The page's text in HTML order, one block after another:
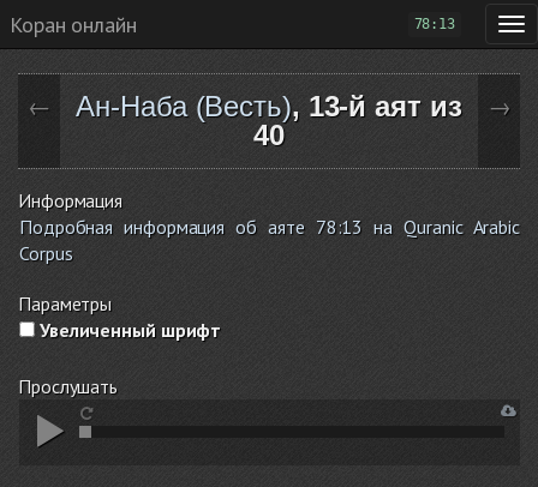
Коран онлайн 78:13
← Ан-Наба (Весть), 13-й аят из
40
→
Информация
Подробная информация об аяте 78:13 на Quranic Arabic
Corpus
Параметры
Увеличенный шрифт
Прослушать